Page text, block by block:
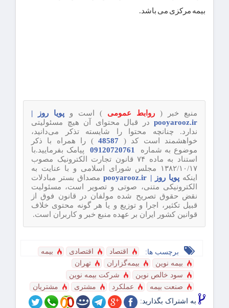
بیمه مرکزی می باشد.
منبع خبر ( روابط عمومی ) است و پویا روز |
pooyarooz.ir در قبال محتوای آن هیچ مسئولیتی
ندارد. چنانچه محتوا را شایسته تذکر می‌دانید،
خواهشمند است کد (
) را همراه با ذکر
موضوع به شماره
پیامک بفرمایید.با
استناد به ماده ۷۴ قانون تجارت الکترونیک مصوب
۱۳۸۲/۱۰/۱۷ مجلس شورای اسلامی و با عنایت به
اینکهپویا روز | pooyarooz.ir
مصداق بستر مبادلات
الکترونیکی متنی، صوتی و تصویر است، مسئولیت
نقض حقوق تصریح شده مولفان در قانون فوق از
قبیل تکثیر، اجرا و توزیع و یا هر گونه محتوی خلاف
قوانین کشور ایران بر عهده منبع خبر و کاربران است.
برچسب ها: اقتصاد اقتصادی
بیمه
بیمه نوین
بیمه‌گزاران
تهران
سود خالص نوین
شرکت بیمه نوین
صنعت بیمه
عملکرد مشتری
مشتریان
به اشتراک بگذارید: